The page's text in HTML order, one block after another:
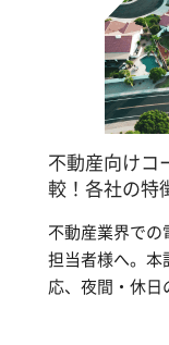
不動産向けコ
較！各社の
不動産業界で
担当者様へ。本
応、夜間・休日